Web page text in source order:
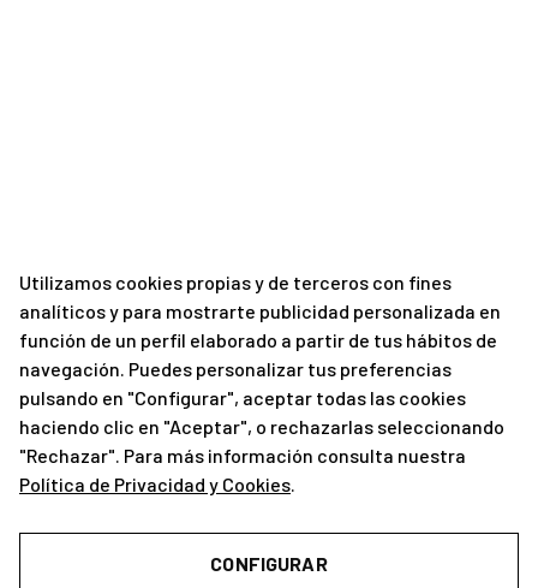
Utilizamos cookies propias y de terceros con fines
analíticos y para mostrarte publicidad personalizada en
función de un perfil elaborado a partir de tus hábitos de
navegación. Puedes personalizar tus preferencias
pulsando en "Configurar", aceptar todas las cookies
haciendo clic en "Aceptar", o rechazarlas seleccionando
"Rechazar". Para más información consulta nuestra
Política de Privacidad y Cookies.
CONFIGURAR